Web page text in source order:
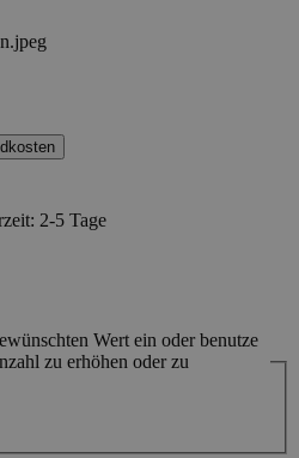
2-5 Tage
Wert ein oder benutze
zu erhöhen oder zu